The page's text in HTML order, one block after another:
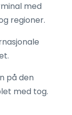
med
regioner.
på den
med tog.